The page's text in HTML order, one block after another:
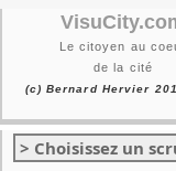
Le citoyen au
de la cité
(c) Bernard Hervier
> Choisissez un